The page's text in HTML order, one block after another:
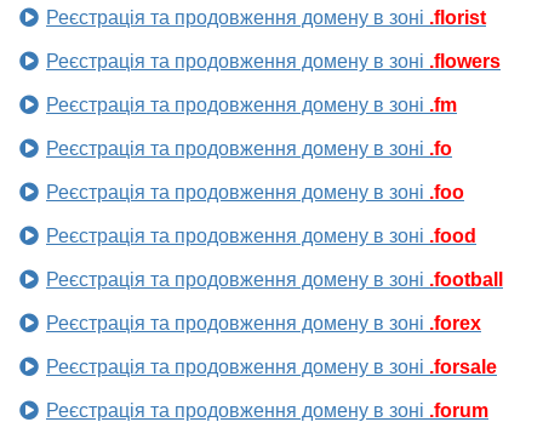
Реєстрація та продовження домену в зоні .florist
Реєстрація та продовження домену в зоні .flowers
Реєстрація та продовження домену в зоні .fm
Реєстрація та продовження домену в зоні .fo
Реєстрація та продовження домену в зоні .foo
Реєстрація та продовження домену в зоні .food
Реєстрація та продовження домену в зоні .football
Реєстрація та продовження домену в зоні .forex
Реєстрація та продовження домену в зоні .forsale
Реєстрація та продовження домену в зоні .forum